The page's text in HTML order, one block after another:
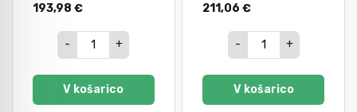
193,98 €
- +
V košarico
211,06 €
- +
V košarico